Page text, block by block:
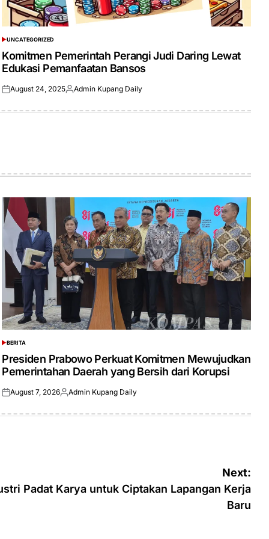
POSTED
IN
UNCATEGORIZED
Komitmen Pemerintah Perangi Judi Daring Lewat
Edukasi Pemanfaatan Bansos
Posted
August 24, 2025Posted
Admin Kupang Daily
POSTED
IN
BERITA
Presiden Prabowo Perkuat Komitmen Mewujudkan
Pemerintahan Daerah yang Bersih dari Korupsi
Posted
August 7, 2026Posted
Admin Kupang Daily
Next:
Padat Karya untuk Ciptakan Lapangan Kerja
Baru